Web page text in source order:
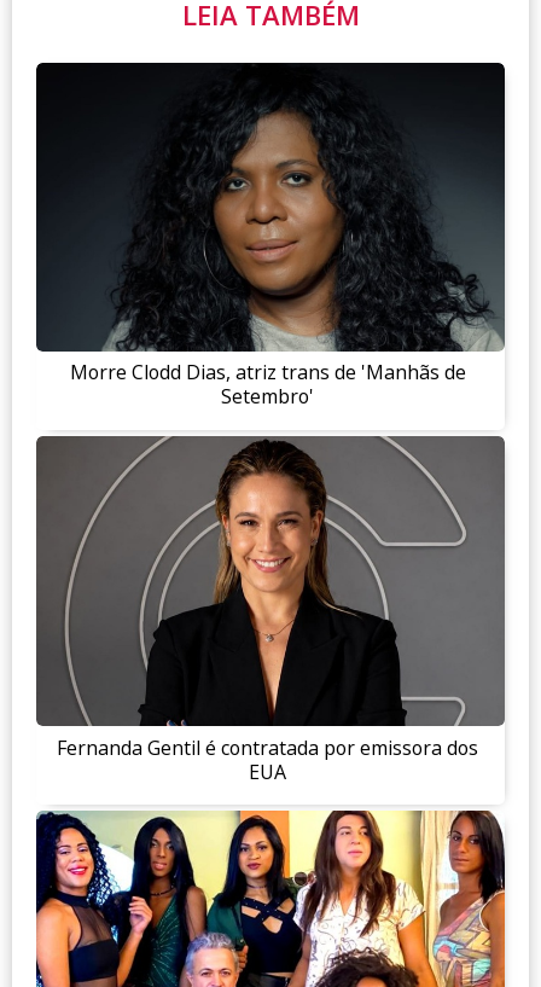
LEIA TAMBÉM
Morre Clodd Dias, atriz trans de 'Manhãs de
Setembro'
Fernanda Gentil é contratada por emissora dos
EUA